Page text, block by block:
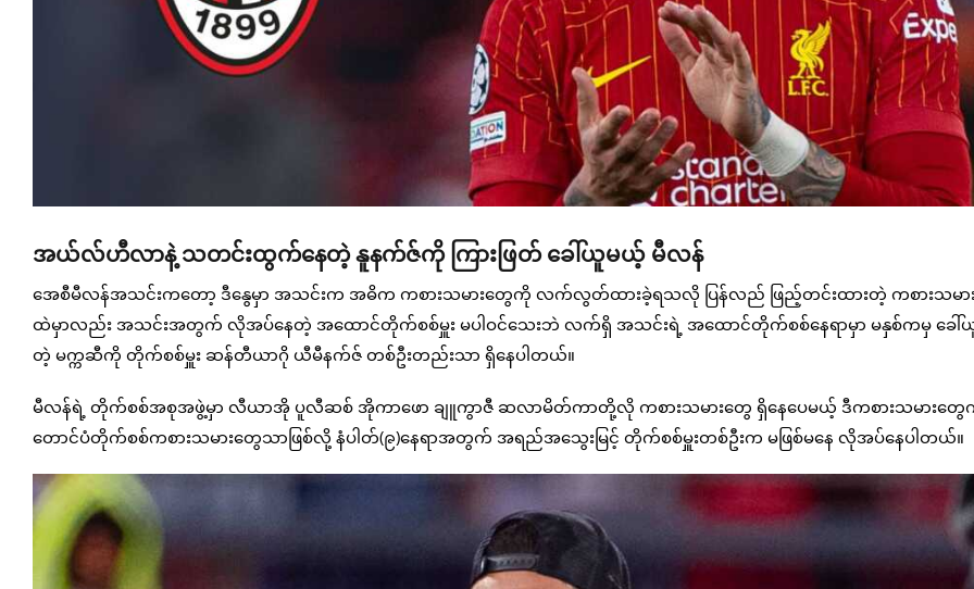
အယ်လ်ဟီလာနဲ့ သတင်းထွက်နေတဲ့ နူနက်ဇ်ကို ကြားဖြတ် ခေါ်ယူမယ့် မီလန်
အေစီမီလန်အသင်းကတော့ ဒီနွေမှာ အသင်းက အဓိက ကစားသမားတွေကို လက်လွတ်ထားခဲ့ရသလို ပြန်လည် ဖြည့်တင်းထားတဲ့ ကစားသမာ
ထဲမှာလည်း အသင်းအတွက် လိုအပ်နေတဲ့ အထောင်တိုက်စစ်မှူး မပါဝင်သေးဘဲ လက်ရှိ အသင်းရဲ့ အထောင်တိုက်စစ်နေရာမှာ မနှစ်ကမှ ခေါ်
တဲ့ မက္ကဆီကို တိုက်စစ်မှူး ဆန်တီယာဂို ယီမီနက်ဇ် တစ်ဦးတည်းသာ ရှိနေပါတယ်။
မီလန်ရဲ့ တိုက်စစ်အစုအဖွဲ့မှာ လီယာအို ပူလီဆစ် အိုကာဖော ချူကွာဇီ ဆလာမိတ်ကာတို့လို ကစားသမားတွေ ရှိနေပေမယ့် ဒီကစားသမားတွေ
တောင်ပံတိုက်စစ်ကစားသမားတွေသာဖြစ်လို့ နံပါတ်(၉)နေရာအတွက် အရည်အသွေးမြင့် တိုက်စစ်မှူးတစ်ဦးက မဖြစ်မနေ လိုအပ်နေပါတယ်။